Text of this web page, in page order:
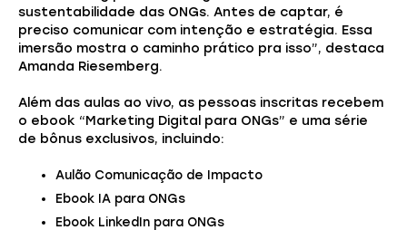
sustentabilidade das ONGs. Antes de captar, é
preciso comunicar com intenção e estratégia. Essa
imersão mostra o caminho prático pra isso”, destaca
Amanda Riesemberg.
Além das aulas ao vivo, as pessoas inscritas recebem
o ebook “Marketing Digital para ONGs” e uma série
de bônus exclusivos, incluindo:
Aulão Comunicação de Impacto
Ebook IA para ONGs
Ebook LinkedIn para ONGs